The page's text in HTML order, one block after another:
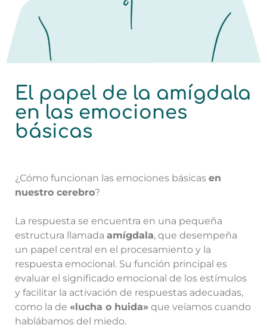
El papel de la amígdala
en las emociones
básicas
¿Cómo funcionan las emociones básicas en
nuestro cerebro?
La respuesta se encuentra en una pequeña
estructura llamada amígdala, que desempeña
un papel central en el procesamiento y la
respuesta emocional. Su función principal es
evaluar el significado emocional de los estímulos
y facilitar la activación de respuestas adecuadas,
como la de «lucha o huida» que veíamos cuando
hablábamos del miedo.